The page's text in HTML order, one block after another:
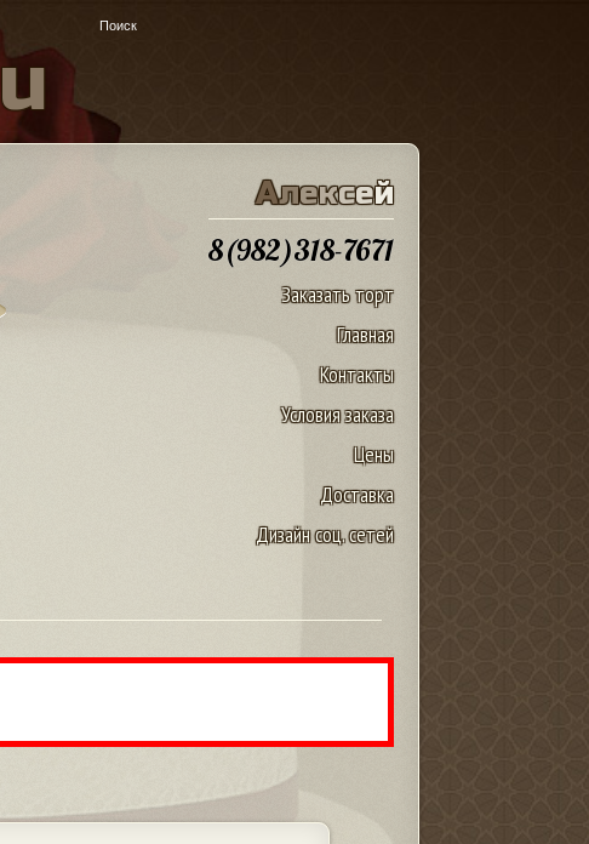
Алексей
8(982)318-7671
Заказать торт
Главная
Контакты
Условия заказа
Цены
Доставка
Дизайн соц. сетей